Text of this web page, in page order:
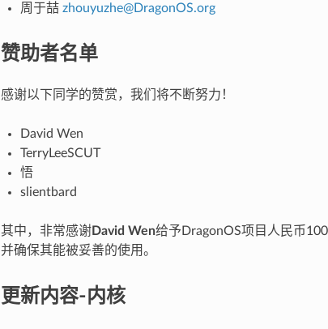
周于喆 zhouyuzhe@DragonOS.org
赞助者名单
感谢以下同学的赞赏，我们将不断努力！
David Wen
TerryLeeSCUT
悟
slientbard
其中，非常感谢David Wen给予DragonOS项目人民币
并确保其能被妥善的使用。
更新内容-内核